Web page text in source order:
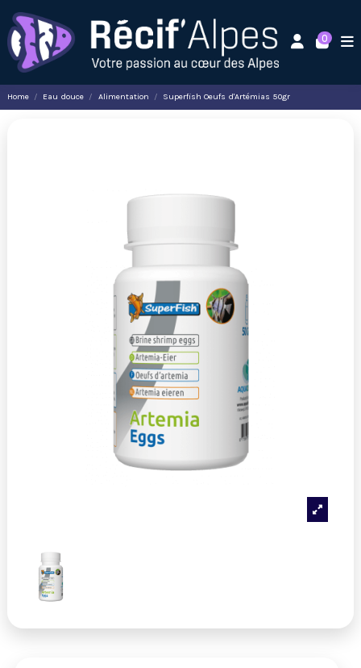
0
Home Eau douce Alimentation Superfish Oeufs d'Artémias 50gr